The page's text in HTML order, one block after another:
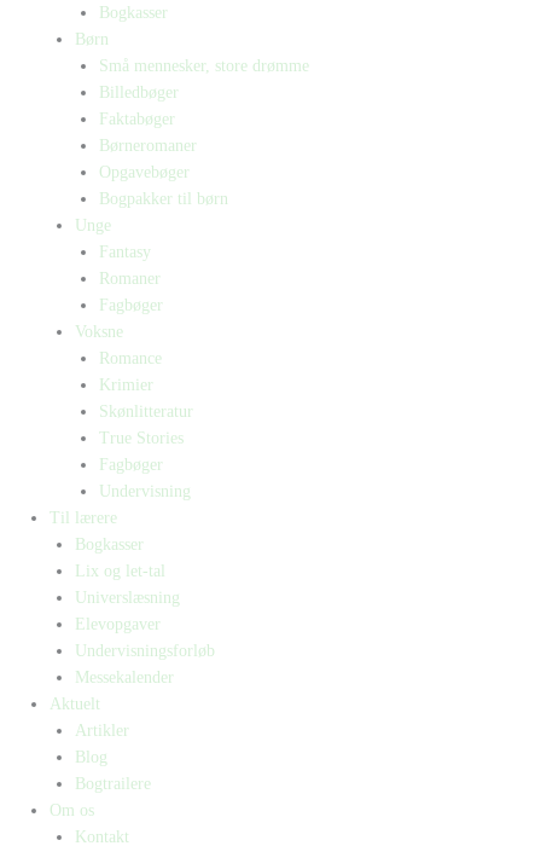
Bogkasser
Børn
Små mennesker, store drømme
Billedbøger
Faktabøger
Børneromaner
Opgavebøger
Bogpakker til børn
Unge
Fantasy
Romaner
Fagbøger
Voksne
Romance
Krimier
Skønlitteratur
True Stories
Fagbøger
Undervisning
Til lærere
Bogkasser
Lix og let-tal
Universlæsning
Elevopgaver
Undervisningsforløb
Messekalender
Aktuelt
Artikler
Blog
Bogtrailere
Om os
Kontakt